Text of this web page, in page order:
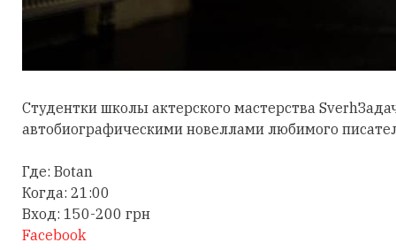
Студентки школы актерского мастерства
автобиографическими новеллами любимого
Где: Botan
Когда: 21:00
Вход: 150-200 грн
Facebook